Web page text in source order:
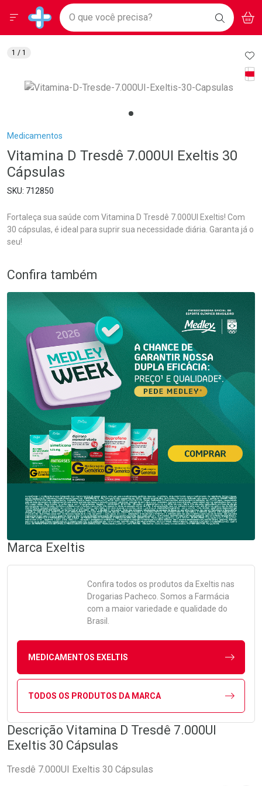
Drogarias Pacheco
Baixe nosso APP e aproveite Ofertas Exclusivas!
BAIXE
O APP
Ir direto para a home
pela página
Ir direto para o conteúdo
Ir direto para a busca
Ir direto para a conta
Ir direto para a notificações
Ir direto para o carrinho
Faça a sua busca
O que você precisa? BUSCAR
Menu
Breadcrumb
Medicamentos
Vitamina D Tresdê 7.000UI Exeltis 30
Cápsulas
712850
Fortaleça sua saúde com Vitamina D Tresdê 7.000UI Exeltis! Com
30 cápsulas, é ideal para suprir sua necessidade diária. Garanta já o
seu!
1 / 1
Confira também
Marca Exeltis
Confira todos os produtos da Exeltis nas
Drogarias Pacheco. Somos a Farmácia
com a maior variedade e qualidade do
Brasil.
MEDICAMENTOS EXELTIS
TODOS OS PRODUTOS DA MARCA
Descrição Vitamina D Tresdê 7.000UI
Exeltis 30 Cápsulas
Tresdê 7.000UI Exeltis 30 Cápsulas